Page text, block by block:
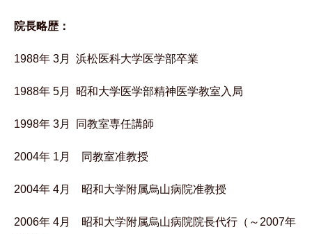
院長略歴：
1988年 3月 浜松医科大学医学部卒業
1988年 5月 昭和大学医学部精神医学教室入局
1998年 3月 同教室専任講師
2004年 1月 同教室准教授
2004年 4月 昭和大学附属烏山病院准教授
2006年 4月 昭和大学附属烏山病院院長代行（～2007年